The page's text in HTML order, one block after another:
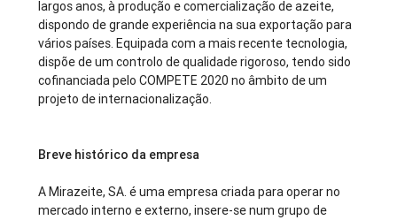
largos anos, à produção e comercialização de azeite,
dispondo de grande experiência na sua exportação para
vários países. Equipada com a mais recente tecnologia,
dispõe de um controlo de qualidade rigoroso, tendo sido
cofinanciada pelo COMPETE 2020 no âmbito de um
projeto de internacionalização.
Breve histórico da empresa
A Mirazeite, SA. é uma empresa criada para operar no
mercado interno e externo, insere-se num grupo de